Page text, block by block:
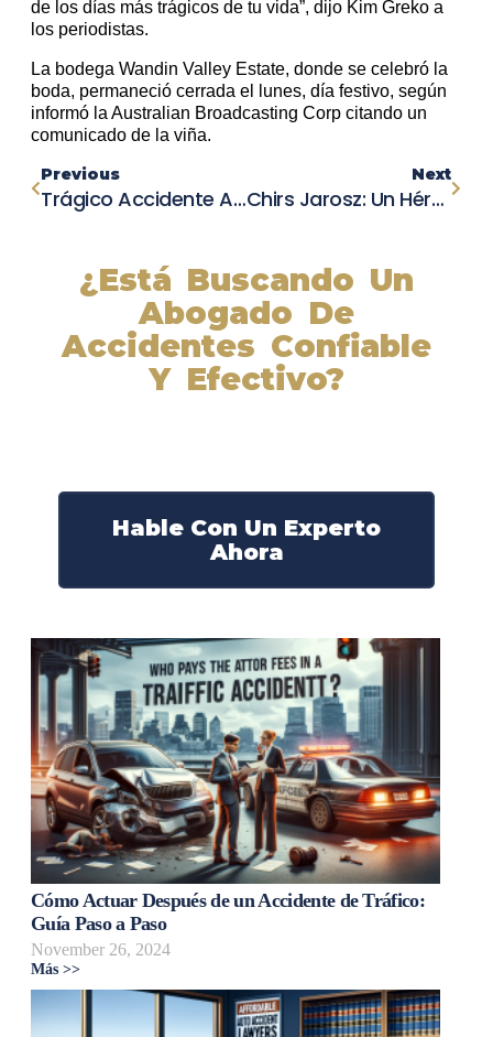
de los días más trágicos de tu vida”, dijo Kim Greko a
los periodistas.
La bodega Wandin Valley Estate, donde se celebró la
boda, permaneció cerrada el lunes, día festivo, según
informó la Australian Broadcasting Corp citando un
comunicado de la viña.
Previous
Trágico Accidente Automovilístico Cobra La Vida De Una Persona En El Vecindario Browns Mill Park De Atlanta
Next
Chirs Jarosz: Un Héroe De La Gastronomía Sacramentina Que Deja Un Legado Imborrable
¿Está Buscando Un
Abogado De
Accidentes Confiable
Y Efectivo?
Hable Con Un Experto
Ahora
Cómo Actuar Después de un Accidente de Tráfico:
Guía Paso a Paso
November 26, 2024
Más >>